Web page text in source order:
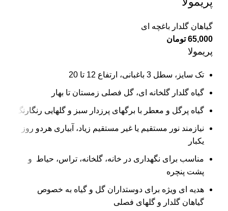
گیاهان گلدار باغچه ای
65,000 تومان
پریمولا
تک سایز، سطل 3 باغبانی، ارتفاع 12 تا 20
گیاه گلدار گلخانه ای، گل فصلی زمستان تا بهار
گیاه پرگل و معطر با برگهای پرزدار سبز و گلهایی رنگارنگ
نیازمند نور مستقیم یا غیر مستقیم زیاد، آبیاری هردو روز
یکبار
مناسب برای نگهداری در خانه، گلخانه، تراس، حیاط و
پشت پنچره
هدیه ای ویژه برای دوستداران گل و گیاه به خصوص
گیاهان گلدار و گلهای فصلی